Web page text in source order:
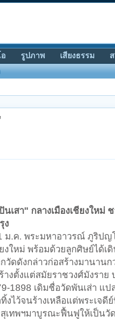
เสา" กลางเมืองเชียงใหม่
ง
ม.ค. พระมหาอาวรณ์ ภูริป
งใหม่ พร้อมด้วยลูกศิษย์ได้
วัดดังกล่าวก่อสร้างมานาน
ร้างตั้งแต่สมัยราชวงศ์มังร
1898 เดิมชื่อวัดพันเส่า แ
งไว้จนร้างเหลือแต่พระเจ
เทพฯมาบูรณะฟื้นฟูให้เป็น
รูปภาพ เสียงธรรม